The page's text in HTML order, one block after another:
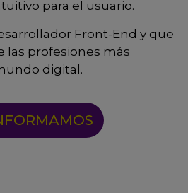
para el usuario.
Front-End y que
las profesiones más
digital.